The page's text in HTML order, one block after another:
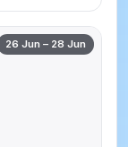
26 Jun – 28 Jun